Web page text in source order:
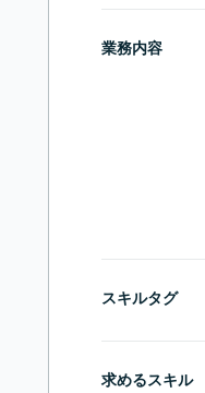
業務内容
スキルタグ
求めるスキル